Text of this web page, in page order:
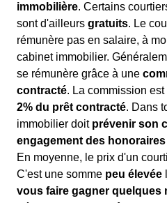
immobilière. Certains
sont d'ailleurs gratuits. Le
rémunère pas en salaire, à
cabinet immobilier.
se rémunère grâce à une
contracté. La commission
2% du prêt contracté. Dans
immobilier doit prévenir son
engagement des
En moyenne, le prix d'un
C'est une somme peu élevée
vous faire gagner quelques